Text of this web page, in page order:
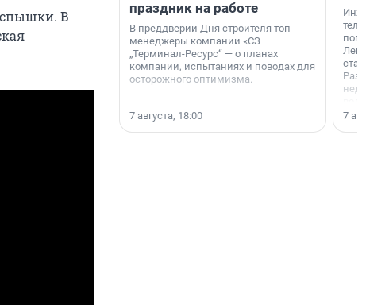
В
праздник на работе
В преддверии Дня строителя топ-
менеджеры компании «СЗ
„Терминал-Ресурс“ — о планах
компании, испытаниях и поводах для
осторожного оптимизма.
7 августа, 18:00
станции
7